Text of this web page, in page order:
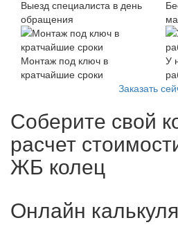
Выезд специалиста в день
обращения
Монтаж под ключ в
кратчайшие сроки
У
Заказать
Соберите свой
расчет
ЖБ колец
Онлайн